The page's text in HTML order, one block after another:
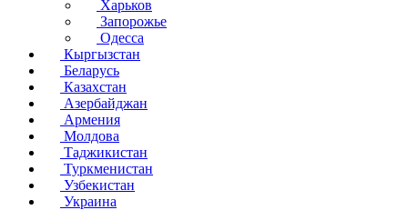
Харьков
Запорожье
Одесса
Кыргызстан
Беларусь
Казахстан
Азербайджан
Армения
Молдова
Таджикистан
Туркменистан
Узбекистан
Украина